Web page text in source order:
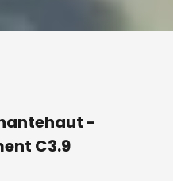
-
C3.9